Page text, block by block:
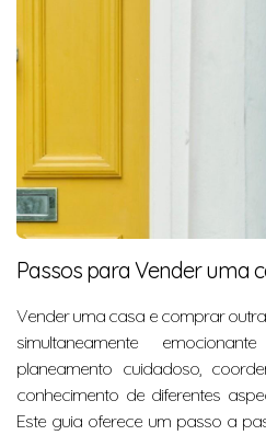
Passos para Vender uma
Vender uma casa e comprar
simultaneamente
planeamento cuidadoso,
conhecimento de diferentes
Este guia oferece um passo a